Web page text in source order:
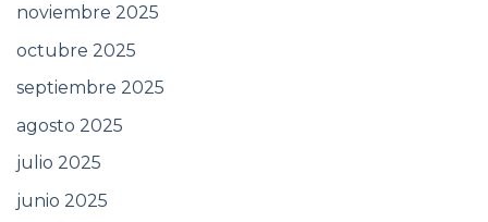
noviembre 2025
octubre 2025
septiembre 2025
agosto 2025
julio 2025
junio 2025